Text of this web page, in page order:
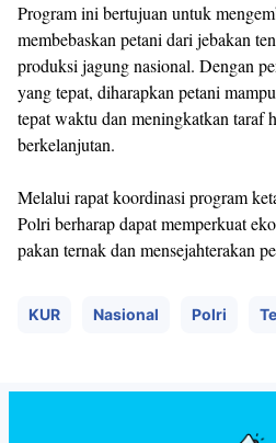
Program ini bertujuan untuk
membebaskan petani dari jebakan
produksi jagung nasional. Dengan
yang tepat, diharapkan petani
tepat waktu dan meningkatkan taraf
berkelanjutan.
Melalui rapat koordinasi program
Polri berharap dapat memperkuat
pakan ternak dan mensejahterakan
KUR Nasional Polri